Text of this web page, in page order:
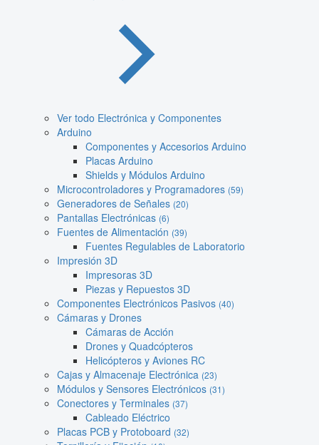
Ver todo Electrónica y Componentes
Arduino
Componentes y Accesorios Arduino
Placas Arduino
Shields y Módulos Arduino
Microcontroladores y Programadores (59)
Generadores de Señales (20)
Pantallas Electrónicas (6)
Fuentes de Alimentación (39)
Fuentes Regulables de Laboratorio
Impresión 3D
Impresoras 3D
Piezas y Repuestos 3D
Componentes Electrónicos Pasivos (40)
Cámaras y Drones
Cámaras de Acción
Drones y Quadcópteros
Helicópteros y Aviones RC
Cajas y Almacenaje Electrónica (23)
Módulos y Sensores Electrónicos (31)
Conectores y Terminales (37)
Cableado Eléctrico
Placas PCB y Protoboard (32)